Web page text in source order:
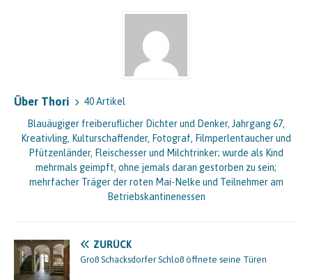
Über Thori 40 Artikel
Blauäugiger freiberuflicher Dichter und Denker, Jahrgang 67,
Kreativling, Kulturschaffender, Fotograf, Filmperlentaucher und
Pfützenländer, Fleischesser und Milchtrinker; wurde als Kind
mehrmals geimpft, ohne jemals daran gestorben zu sein;
mehrfacher Träger der roten Mai-Nelke und Teilnehmer am
Betriebskantinenessen
ZURÜCK
Groß Schacksdorfer Schloß öffnete seine Türen